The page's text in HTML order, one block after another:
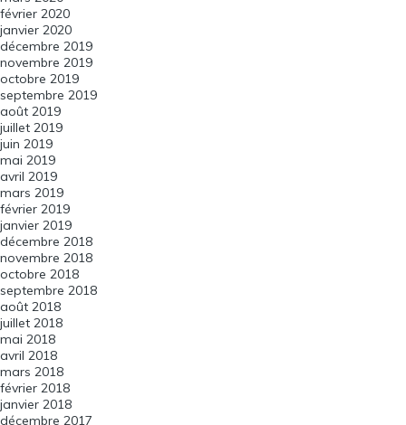
février 2020
janvier 2020
décembre 2019
novembre 2019
octobre 2019
septembre 2019
août 2019
juillet 2019
juin 2019
mai 2019
avril 2019
mars 2019
février 2019
janvier 2019
décembre 2018
novembre 2018
octobre 2018
septembre 2018
août 2018
juillet 2018
mai 2018
avril 2018
mars 2018
février 2018
janvier 2018
décembre 2017